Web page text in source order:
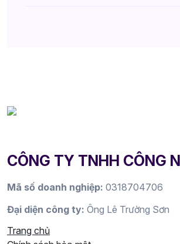
CÔNG TY TNHH CÔNG
Mã số doanh nghiệp: 0318704706
Đại diện công ty: Ông Lê Trường Sơn
Trang chủ